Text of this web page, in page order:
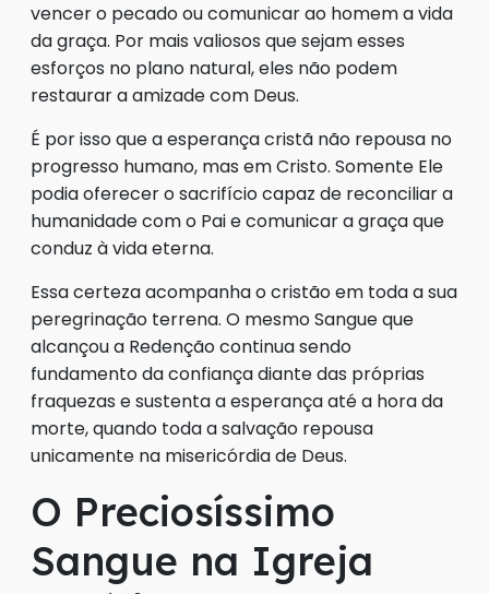
vencer o pecado ou comunicar ao homem a vida
da graça. Por mais valiosos que sejam esses
esforços no plano natural, eles não podem
restaurar a amizade com Deus.
É por isso que a esperança cristã não repousa no
progresso humano, mas em Cristo. Somente Ele
podia oferecer o sacrifício capaz de reconciliar a
humanidade com o Pai e comunicar a graça que
conduz à vida eterna.
Essa certeza acompanha o cristão em toda a sua
peregrinação terrena. O mesmo Sangue que
alcançou a Redenção continua sendo
fundamento da confiança diante das próprias
fraquezas e sustenta a esperança até a hora da
morte, quando toda a salvação repousa
unicamente na misericórdia de Deus.
O Preciosíssimo
Sangue na Igreja